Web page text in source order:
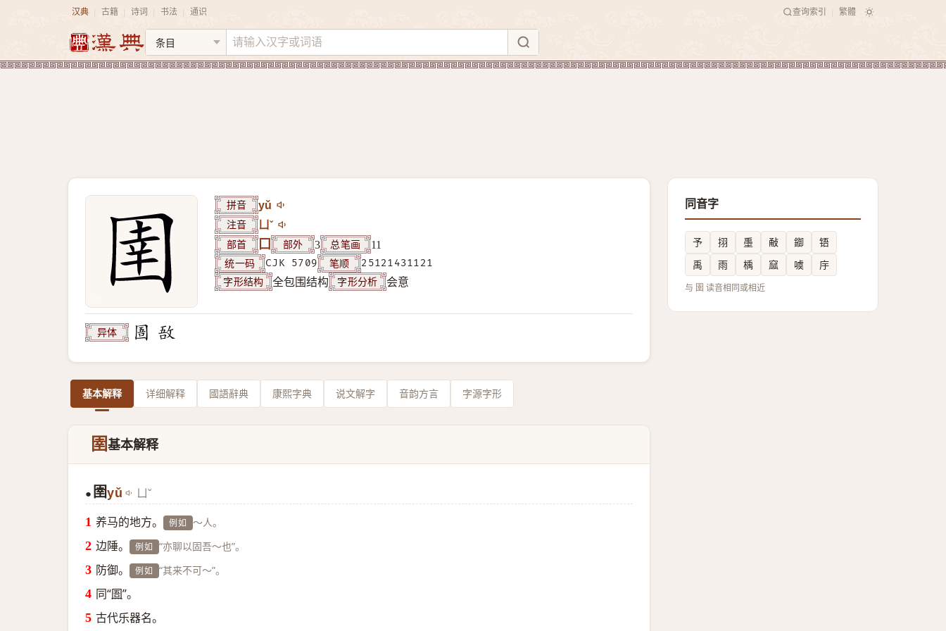
汉典 古籍 诗词 书法 通识 查询索引 繁體
拼音 yǔ
注音 ㄩˇ
部首 囗 部外 3 总笔画 11
统一码 CJK 5709 笔顺 25121431121
字形结构 全包围结构 字形分析 会意
异体
基本解释 详细解释 國語辭典 康熙字典 说文解字 音韵方言 字源字形
圉基本解释
● 圉yǔ ㄩˇ
养马的地方。 例如 ～人。
边陲。 例如 “亦聊以固吾～也”。
防御。 例如 “其来不可～”。
同“圄”。
古代乐器名。
同音字
予 挧 㙑 㪌 䥏
铻
禹
雨 楀 窳 噳 㡰
与 圉 读音相同或相近